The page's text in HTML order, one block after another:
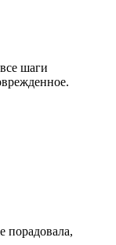
шаги
порадовала,